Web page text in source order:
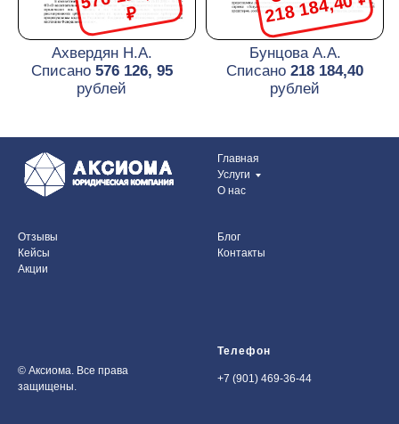
Главная
Услуги
О нас
Отзывы
Кейсы
Акции
Блог
Контакты
© Аксиома. Все права
защищены.
Телефон
+7 (901) 469-36-44